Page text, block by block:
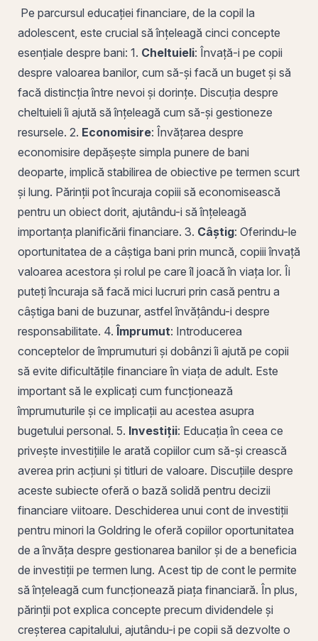
Pe parcursul educației financiare, de la copil la
adolescent, este crucial să înțeleagă cinci concepte
esențiale despre bani: 1. Cheltuieli: Învață-i pe copii
despre valoarea banilor, cum să-și facă un buget și să
facă distincția între nevoi și dorințe. Discuția despre
cheltuieli îi ajută să înțeleagă cum să-și gestioneze
resursele. 2. Economisire: Învățarea despre
economisire depășește simpla punere de bani
deoparte, implică stabilirea de obiective pe termen scurt
și lung. Părinții pot încuraja copiii să economisească
pentru un obiect dorit, ajutându-i să înțeleagă
importanța planificării financiare. 3. Câștig: Oferindu-le
oportunitatea de a câștiga bani prin muncă, copiii învață
valoarea acestora și rolul pe care îl joacă în viața lor. Îi
puteți încuraja să facă mici lucruri prin casă pentru a
câștiga bani de buzunar, astfel învățându-i despre
responsabilitate. 4.Împrumut: Introducerea
conceptelor de împrumuturi și dobânzi îi ajută pe copii
să evite dificultățile financiare în viața de adult. Este
important să le explicați cum funcționează
împrumuturile și ce implicații au acestea asupra
bugetului personal. 5. Investiții: Educația în ceea ce
privește investițiile le arată copiilor cum să-și crească
averea prin acțiuni și titluri de valoare. Discuțiile despre
aceste subiecte oferă o bază solidă pentru decizii
financiare viitoare. Deschiderea unui cont de investiții
pentru minori la Goldring le oferă copiilor oportunitatea
de a învăța despre gestionarea banilor și de a beneficia
de investiții pe termen lung. Acest tip de cont le permite
să înțeleagă cum funcționează piața financiară. În plus,
părinții pot explica concepte precum dividendele și
creșterea capitalului, ajutându-i pe copii să dezvolte o